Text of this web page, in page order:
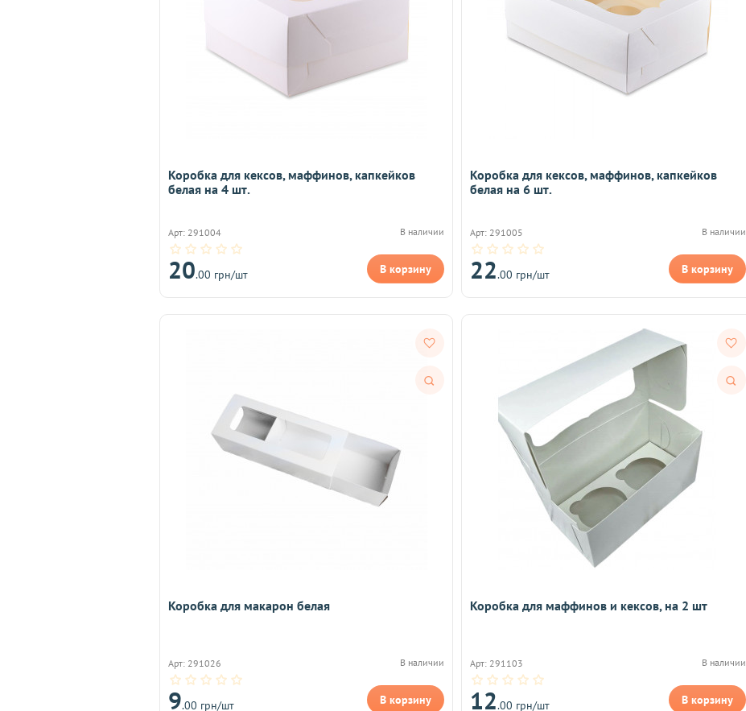
Коробка для кексов, маффинов, капкейков
белая на 4 шт.
Арт: 291004 В наличии
20.00 грн/шт В корзину
Коробка для кексов, маффинов, капкейков
белая на 6 шт.
Арт: 291005 В наличии
22.00 грн/шт В корзину
Коробка для макарон белая
Арт: 291026 В наличии
9.00 грн/шт В корзину
Коробка для маффинов и кексов, на 2 шт
Арт: 291103 В наличии
12.00 грн/шт В корзину